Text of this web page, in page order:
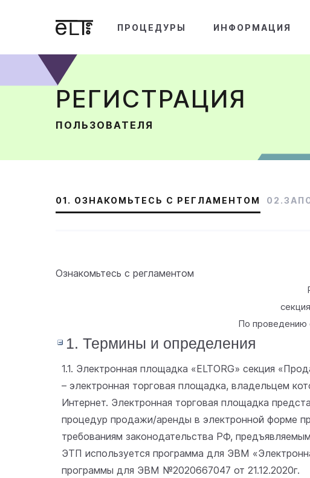
ПРОЦЕДУРЫ ИНФОРМАЦИЯ
РЕГИСТРАЦИЯ
ПОЛЬЗОВАТЕЛЯ
01. ОЗНАКОМЬТЕСЬ С РЕГЛАМЕНТОМ
Ознакомьтесь с регламентом
По проведению
1. Термины и определения
1.1. Электронная площадка «ELTORG» секция
– электронная торговая площадка, владельцем
Интернет. Электронная торговая площадка
процедур продажи/аренды в электронной форме
требованиям законодательства РФ,
ЭТП используется программа для ЭВМ
программы для ЭВМ №2020667047 от 21.12.2020г.